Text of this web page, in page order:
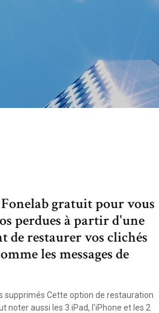
gratuit pour vous
perdues à partir d'une
de restaurer vos clichés
les messages de
supprimés Cette option de restauration
noter aussi les 3 iPad, l'iPhone et les 2